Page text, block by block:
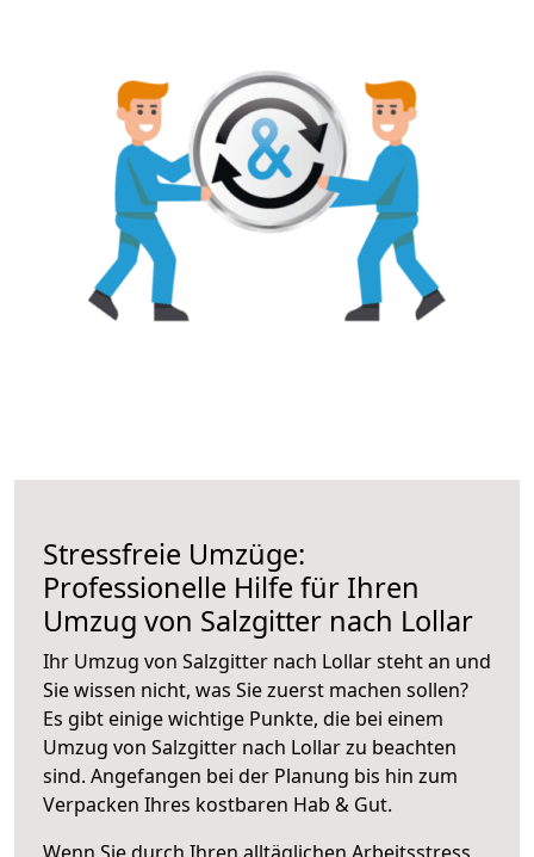
Stressfreie Umzüge:
Professionelle Hilfe für Ihren
Umzug von Salzgitter nach Lollar
Ihr Umzug von Salzgitter nach Lollar steht an und
Sie wissen nicht, was Sie zuerst machen sollen?
Es gibt einige wichtige Punkte, die bei einem
Umzug von Salzgitter nach Lollar zu beachten
sind. Angefangen bei der Planung bis hin zum
Verpacken Ihres kostbaren Hab & Gut.